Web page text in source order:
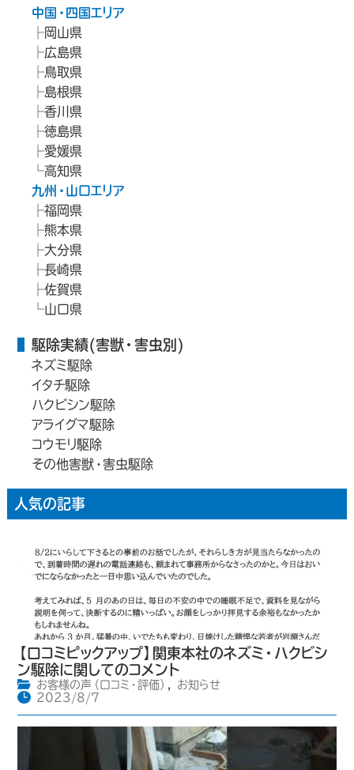
中国・四国エリア
岡山県
広島県
鳥取県
島根県
香川県
徳島県
愛媛県
高知県
九州・山口エリア
福岡県
熊本県
大分県
長崎県
佐賀県
山口県
駆除実績(害獣・害虫別)
ネズミ駆除
イタチ駆除
ハクビシン駆除
アライグマ駆除
コウモリ駆除
その他害獣・害虫駆除
人気の記事
【口コミピックアップ】関東本社のネズミ・ハクビシ
ン駆除に関してのコメント
お客様の声（口コミ・評価）
お知らせ
2023/8/7